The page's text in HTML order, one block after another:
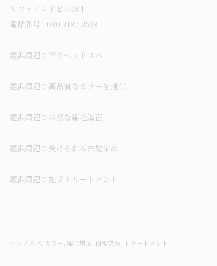
リファインドビル104
電話番号 : 080-3187-3538
姪浜周辺で行うヘッドスパ
姪浜周辺で高品質なカラーを提供
姪浜周辺で自然な縮毛矯正
姪浜周辺で受けられる白髪染め
姪浜周辺で施すトリートメント
----------------------------------------------------------------------
ヘッドスパ カラー 縮毛矯正 白髪染め トリートメント